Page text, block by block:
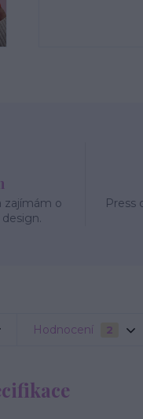
zajímám o
Press
Hodnocení 2